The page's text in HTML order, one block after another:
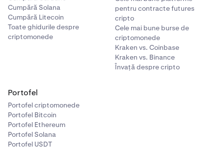
Cumpără Solana
Cumpără Litecoin
Toate ghidurile despre
criptomonede
pentru contracte futures
cripto
Cele mai bune burse de
criptomonede
Kraken vs. Coinbase
Kraken vs. Binance
Învață despre cripto
Portofel
Portofel criptomonede
Portofel Bitcoin
Portofel Ethereum
Portofel Solana
Portofel USDT